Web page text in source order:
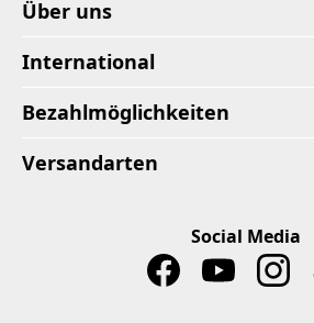
Über uns
International
Bezahlmöglichkeiten
Versandarten
Social Media